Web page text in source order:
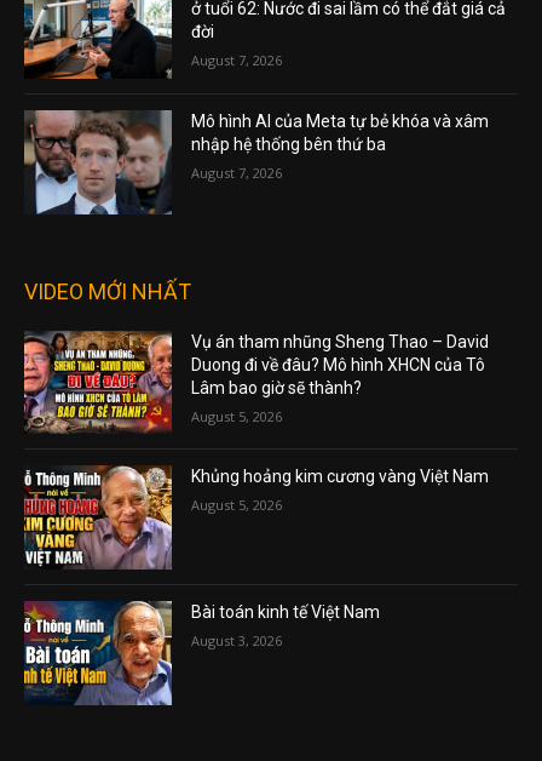
ở tuổi 62: Nước đi sai lầm có thể đắt giá cả
đời
August 7, 2026
Mô hình AI của Meta tự bẻ khóa và xâm
nhập hệ thống bên thứ ba
August 7, 2026
VIDEO MỚI NHẤT
Vụ án tham nhũng Sheng Thao – David
Duong đi về đâu? Mô hình XHCN của Tô
Lâm bao giờ sẽ thành?
August 5, 2026
Khủng hoảng kim cương vàng Việt Nam
August 5, 2026
Bài toán kinh tế Việt Nam
August 3, 2026